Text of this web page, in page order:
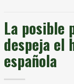
La posible
despeja el
española